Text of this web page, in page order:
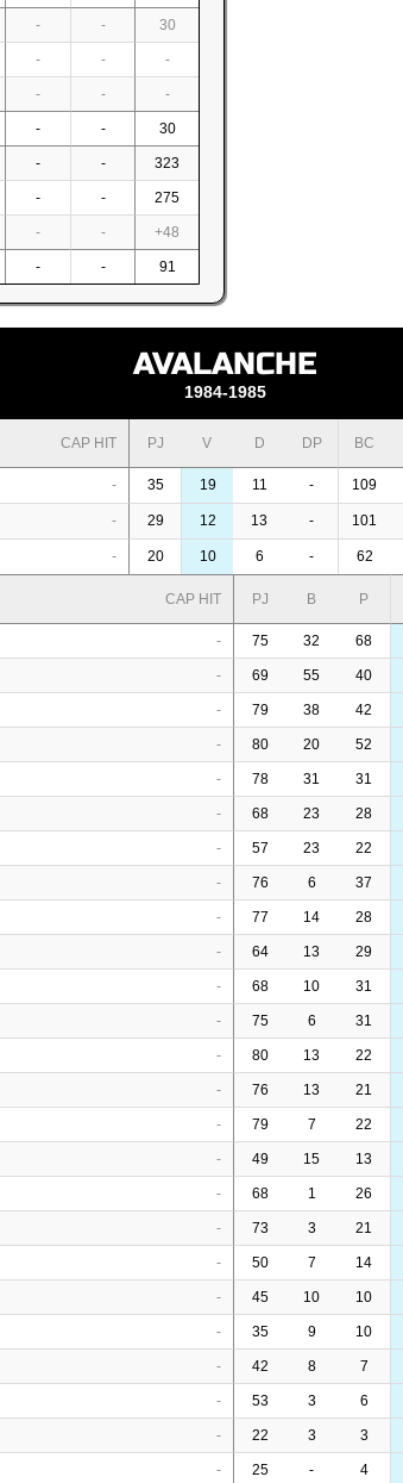
- - 30
- - -
- - -
- - 30
- - 323
- - 275
- - +48
- - 91
AVALANCHE
1984-1985
CAP HIT PJ V D DP BC
- 35 19 11 - 109
- 29 12 13 - 101
- 20 10 6 - 62
CAP HIT PJ B P
- 75 32 68
- 69 55 40
- 79 38 42
- 80 20 52
- 78 31 31
- 68 23 28
- 57 23 22
- 76 6 37
- 77 14 28
- 64 13 29
- 68 10 31
- 75 6 31
- 80 13 22
- 76 13 21
- 79 7 22
- 49 15 13
- 68 1 26
- 73 3 21
- 50 7 14
- 45 10 10
- 35 9 10
- 42 8 7
- 53 3 6
- 22 3 3
- 25 - 4